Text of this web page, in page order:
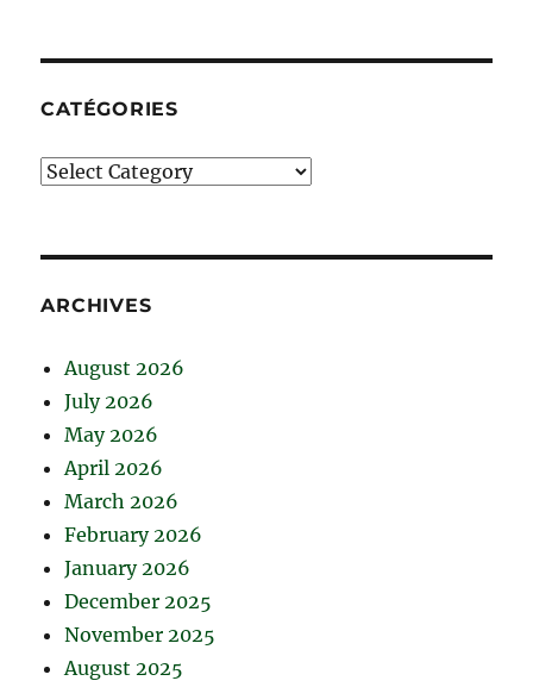
CATÉGORIES
Catégories
ARCHIVES
August 2026
July 2026
May 2026
April 2026
March 2026
February 2026
January 2026
December 2025
November 2025
August 2025